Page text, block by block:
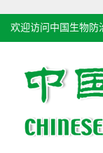
欢迎访问中国生物防